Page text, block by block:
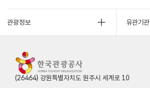
관광정보 유관기관
(26464) 강원특별자치도 원주시 세계로 10